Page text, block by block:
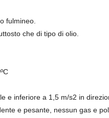
fulmineo.
che di tipo di olio.
e inferiore a 1,5 m/s2 in
e pesante, nessun gas e